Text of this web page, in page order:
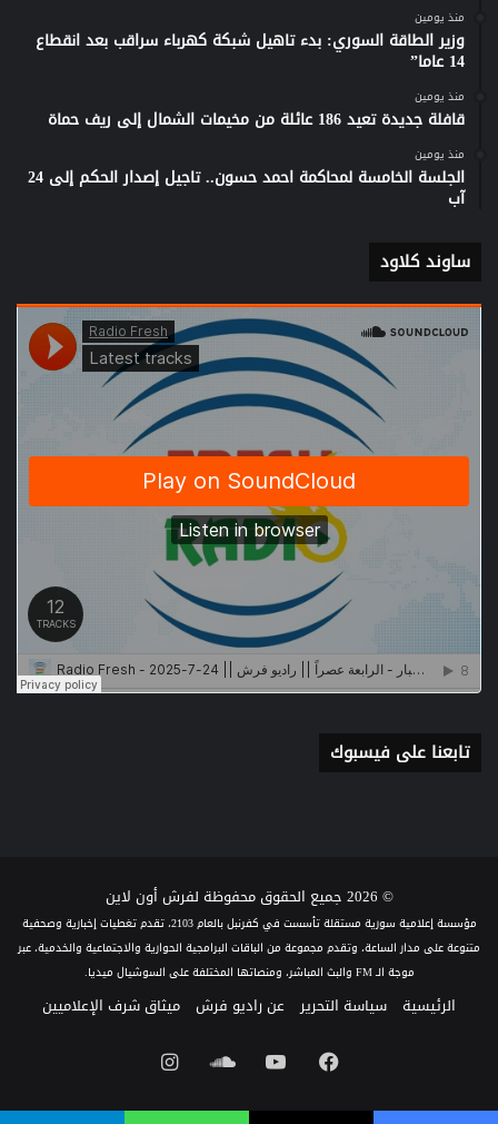
منذ يومين
وزير الطاقة السوري: بدء تاهيل شبكة كهرباء سراقب بعد انقطاع
14 عاما”
منذ يومين
قافلة جديدة تعيد 186 عائلة من مخيمات الشمال إلى ريف حماة
منذ يومين
الجلسة الخامسة لمحاكمة احمد حسون.. تاجيل إصدار الحكم إلى 24
آب
ساوند كلاود
تابعنا على فيسبوك
© 2026 جميع الحقوق محفوظة لفرش أون لاين
مؤسسة إعلامية سورية مستقلة تأسست في كفرنبل بالعام 2103، تقدم تغطيات إخبارية وصحفية
متنوعة على مدار الساعة، وتقدم مجموعة من الباقات البرامجية الحوارية والاجتماعية والخدمية، عبر
موجة الـ FM والبث المباشر، ومنصاتها المختلفة على السوشيال ميديا.
الرئيسية سياسة التحرير عن راديو فرش ميثاق شرف الإعلاميين
فيسبوكيوتيوبساوند
كلاود
انستقرام